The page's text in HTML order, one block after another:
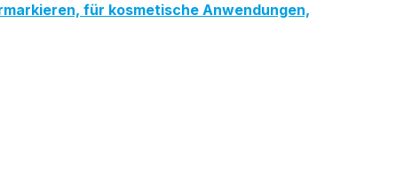
für kosmetische Anwendungen,